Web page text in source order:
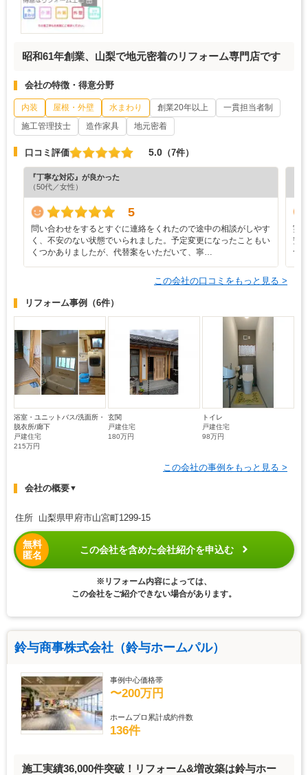
昭和61年創業、山梨で地元密着のリフォーム専門店です
会社の特徴・得意分野
内装 屋根・外壁 水まわり 創業20年以上
一貫担当者制
施工管理技士
造作家具 地元密着
口コミ評価 5.0 （7件）
『丁寧な対応』が良かった
（50代／女性）
5
問い合わせをするとすぐに連絡をくれたので途中の相談がしやす
く、不安のない状態でいられました。予定変更になったこともい
くつかありましたが、代替案をいただいて、寧…
実
安
つ
この会社の口コミをもっと見る >
リフォーム事例 （6件）
浴室・ユニットバス/洗面所・
脱衣所/廊下
戸建住宅
215万円
玄関
戸建住宅
180万円
トイレ
戸建住宅
98万円
この会社の事例をもっと見る >
会社の概要▼
住所 山梨県甲府市山宮町1299-15
無料
匿名
この会社を含めた会社紹介を申込む
※リフォーム内容によっては、
この会社をご紹介できない場合があります。
鈴与商事株式会社（鈴与ホームパル）
事例中心価格帯
〜200万円
ホームプロ累計成約件数
136件
施工実績36,000件突破！リフォーム&増改築は鈴与ホー